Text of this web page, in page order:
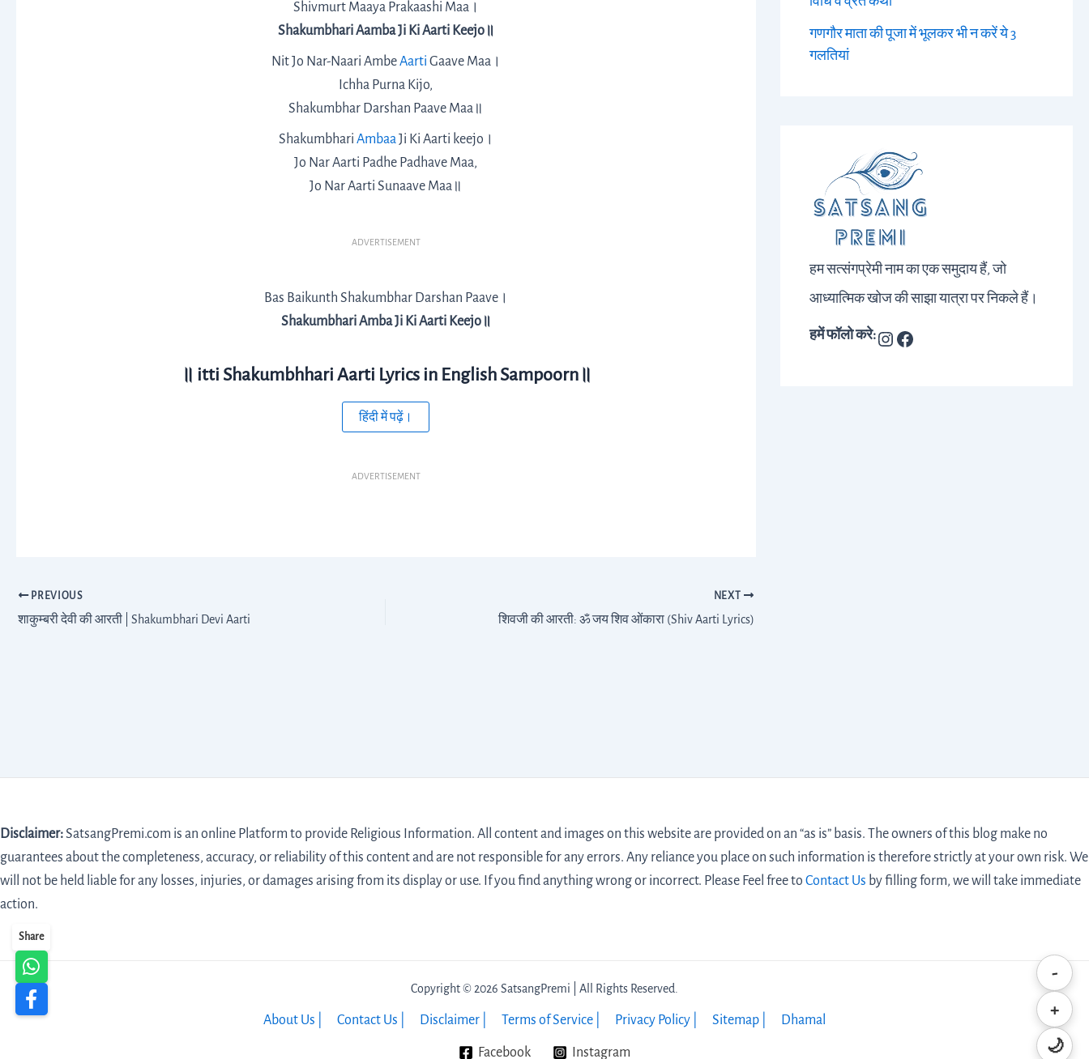
-
+
🌙
Share
Shivmurt Maaya Prakaashi Maa।
Shakumbhari Aamba Ji Ki Aarti Keejo॥
Nit Jo Nar-Naari AmbeAarti Gaave Maa।
Ichha Purna Kijo,
Shakumbhar Darshan Paave Maa॥
Shakumbhari AmbaaJi Ki Aarti keejo।
Jo Nar Aarti Padhe Padhave Maa,
Jo Nar Aarti Sunaave Maa॥
ADVERTISEMENT
Bas Baikunth Shakumbhar Darshan Paave।
Shakumbhari Amba Ji Ki Aarti Keejo॥
॥ itti Shakumbhhari Aarti Lyrics in English Sampoorn॥
हिंदी में पढ़ें।
ADVERTISEMENT
PREVIOUS
शाकुम्बरी देवी की आरती | Shakumbhari Devi Aarti
NEXT
शिवजी की आरती: ॐ जय शिव ओंकारा (Shiv Aarti Lyrics)
गणगौर माता की पूजा में भूलकर भी न करें ये 3
गलतियां
हम सत्संगप्रेमी नाम का एक समुदाय हैं, जो
आध्यात्मिक खोज की साझा यात्रा पर निकले हैं।
हमें फॉलो करे:
Disclaimer:SatsangPremi.com is an online Platform to provide Religious Information. All content and images on this website are provided on an “as is” basis. The owners of this blog make no
guarantees about the completeness, accuracy, or reliability of this content and are not responsible for any errors. Any reliance you place on such information is therefore strictly at your own risk. We
will not be held liable for any losses, injuries, or damages arising from its display or use. If you find anything wrong or incorrect. Please Feel free to Contact Us by filling form, we will take immediate
action.
Copyright © 2026 SatsangPremi | All Rights Reserved.
About Us | Contact Us | Disclaimer | Terms of Service | Privacy Policy | Sitemap | Dhamal
Facebook Instagram